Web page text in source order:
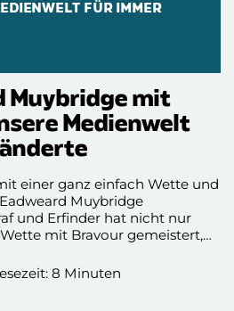
FÜR IMMER
Muybridge mit
Medienwelt
einer ganz einfach Wette und
Muybridge
und Erfinder hat nicht nur
mit Bravour gemeistert,
verändert. Seine
bewegen und ist quasi der
8 Minuten